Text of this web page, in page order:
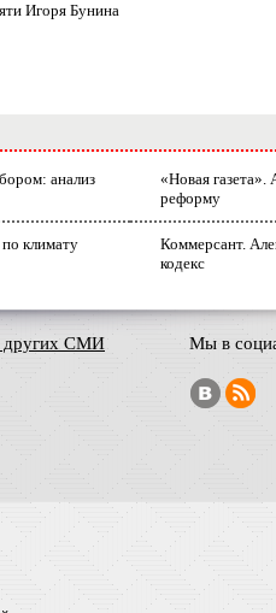
Игоря Бунина
анализ
«Новая
реформу
климату
Коммерсант.
кодекс
СМИ Мы в